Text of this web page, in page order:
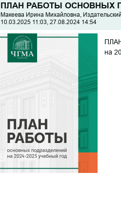
ПЛАН РАБОТЫ ОСНОВНЫХ
Макеева Ирина Михайловна,
10.03.2025 11:03, 27.08.2024 14:54
на